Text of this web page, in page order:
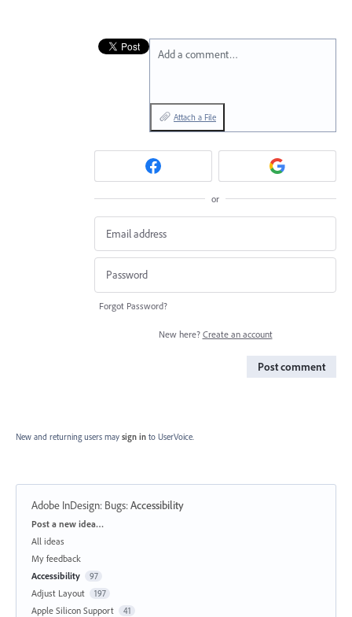
Add a comment…
Attach a File
or
Forgot Password?
New here? Create an account
Post comment
New and returning users may sign in to UserVoice.
Adobe InDesign: Bugs:Accessibility
Categories
Post a new idea…
All ideas
My feedback
Accessibility
97
Adjust Layout 197
Apple Silicon Support 41